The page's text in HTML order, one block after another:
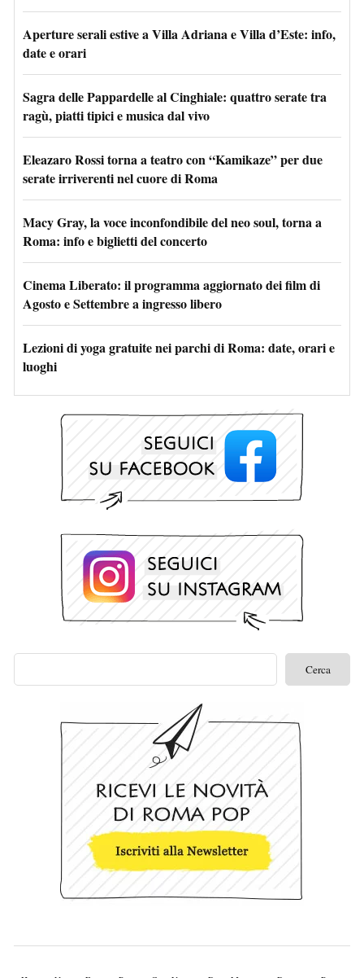
Aperture serali estive a Villa Adriana e Villa d’Este: info,
date e orari
Sagra delle Pappardelle al Cinghiale: quattro serate tra
ragù, piatti tipici e musica dal vivo
Eleazaro Rossi torna a teatro con “Kamikaze” per due
serate irriverenti nel cuore di Roma
Macy Gray, la voce inconfondibile del neo soul, torna a
Roma: info e biglietti del concerto
Cinema Liberato: il programma aggiornato dei film di
Agosto e Settembre a ingresso libero
Lezioni di yoga gratuite nei parchi di Roma: date, orari e
luoghi